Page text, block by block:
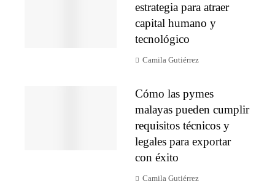
estrategia para atraer
capital humano y
tecnológico
Camila Gutiérrez
Cómo las pymes
malayas pueden cumplir
requisitos técnicos y
legales para exportar
con éxito
Camila Gutiérrez